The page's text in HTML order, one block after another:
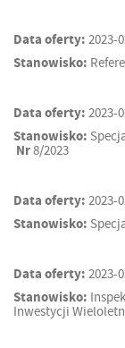
Data oferty: 2023-
Stanowisko:
Data oferty: 2023-
Stanowisko:
Nr8/2023
Data oferty: 2023-
Stanowisko:
Data oferty: 2023-
Stanowisko:
Inwestycji